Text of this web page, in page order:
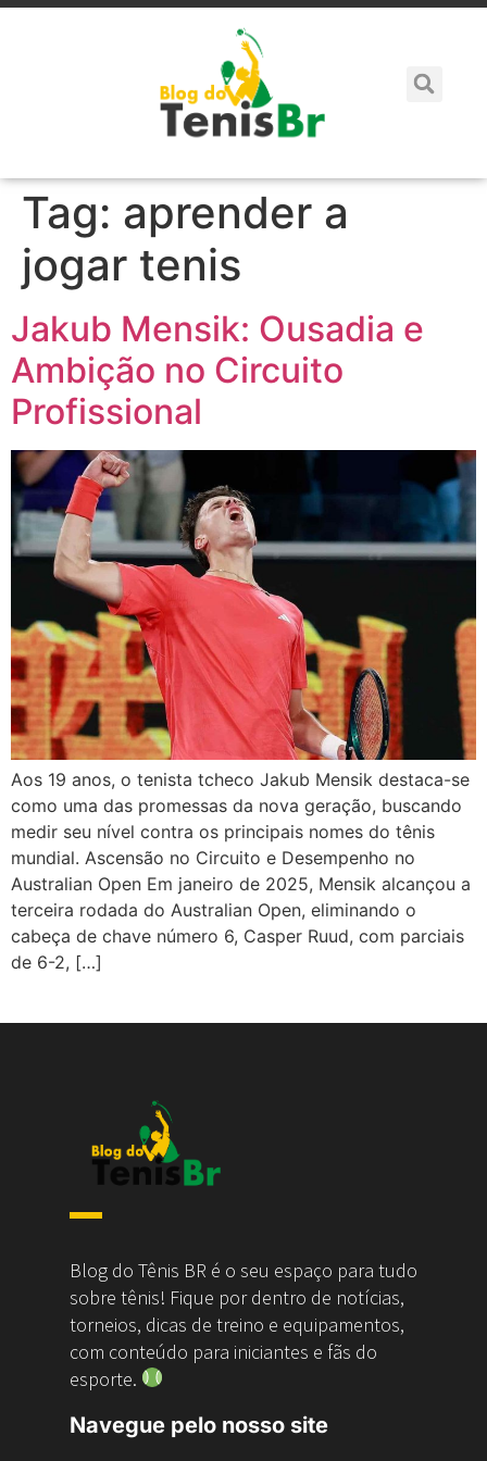
Tag: aprender a
jogar tenis
Jakub Mensik: Ousadia e
Ambição no Circuito
Profissional
Aos 19 anos, o tenista tcheco Jakub Mensik destaca-se
como uma das promessas da nova geração, buscando
medir seu nível contra os principais nomes do tênis
mundial. Ascensão no Circuito e Desempenho no
Australian Open Em janeiro de 2025, Mensik alcançou a
terceira rodada do Australian Open, eliminando o
cabeça de chave número 6, Casper Ruud, com parciais
de 6-2, […]
Blog do Tênis BR é o seu espaço para tudo
sobre tênis! Fique por dentro de notícias,
torneios, dicas de treino e equipamentos,
com conteúdo para iniciantes e fãs do
esporte.
Navegue pelo nosso site